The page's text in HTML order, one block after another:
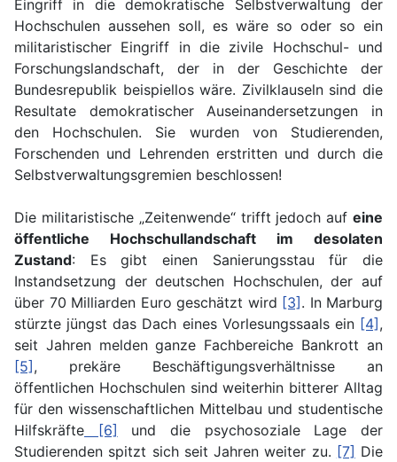
Eingriff in die demokratische Selbstverwaltung der
Hochschulen aussehen soll, es wäre so oder so ein
militaristischer Eingriff in die zivile Hochschul- und
Forschungslandschaft, der in der Geschichte der
Bundesrepublik beispiellos wäre. Zivilklauseln sind die
Resultate demokratischer Auseinandersetzungen in
den Hochschulen. Sie wurden von Studierenden,
Forschenden und Lehrenden erstritten und durch die
Selbstverwaltungsgremien beschlossen!
Die militaristische „Zeitenwende“ trifft jedoch auf eine
öffentliche Hochschullandschaft im desolaten
Zustand: Es gibt einen Sanierungsstau für die
Instandsetzung der deutschen Hochschulen, der auf
über 70 Milliarden Euro geschätzt wird [3]. In Marburg
stürzte jüngst das Dach eines Vorlesungssaals ein [4],
seit Jahren melden ganze Fachbereiche Bankrott an
[5], prekäre Beschäftigungsverhältnisse an
öffentlichen Hochschulen sind weiterhin bitterer Alltag
für den wissenschaftlichen Mittelbau und studentische
Hilfskräfte [6] und die psychosoziale Lage der
Studierenden spitzt sich seit Jahren weiter zu. [7] Die